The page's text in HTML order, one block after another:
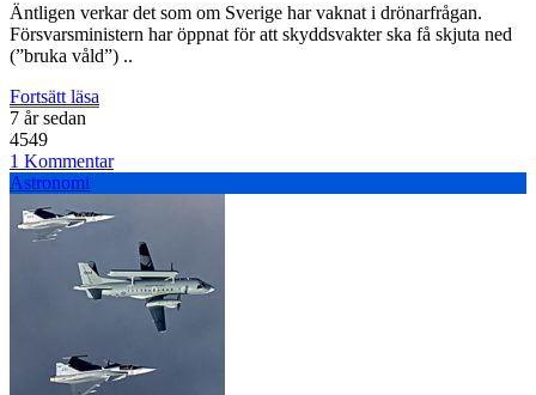
Äntligen verkar det som om Sverige har vaknat i drönarfrågan.
Försvarsministern har öppnat för att skyddsvakter ska få skjuta ned
(”bruka våld”) ..
Fortsätt läsa
7 år sedan
4549
1 Kommentar
Astronomi